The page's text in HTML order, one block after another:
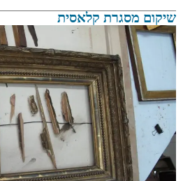
שיקום מסגרת קלאסית